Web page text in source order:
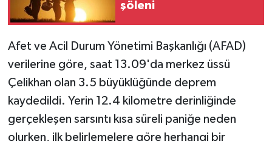
şöleni
Afet ve Acil Durum Yönetimi Başkanlığı (AFAD)
verilerine göre, saat 13.09'da merkez üssü
Çelikhan olan 3.5 büyüklüğünde deprem
kaydedildi. Yerin 12.4 kilometre derinliğinde
gerçekleşen sarsıntı kısa süreli paniğe neden
olurken, ilk belirlemelere göre herhangi bir
Teknoloji
Yaşam